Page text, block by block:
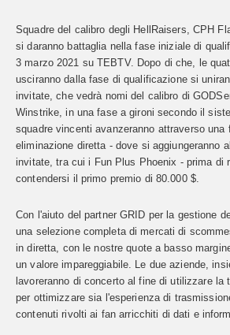
Squadre del calibro degli HellRaisers, CPH
si daranno battaglia nella fase iniziale di
3 marzo 2021 su TEBTV. Dopo di che, le
usciranno dalla fase di qualificazione si
invitate, che vedrà nomi del calibro di
Winstrike, in una fase a gironi secondo il
squadre vincenti avanzeranno attraverso una
eliminazione diretta - dove si aggiungeranno
invitate, tra cui i Fun Plus Phoenix - prima di
contendersi il primo premio di 80.000 $.
Con l'aiuto del partner GRID per la gestione
una selezione completa di mercati di
in diretta, con le nostre quote a basso
un valore impareggiabile. Le due aziende,
lavoreranno di concerto al fine di utilizzare la
per ottimizzare sia l'esperienza di
contenuti rivolti ai fan arricchiti di dati e